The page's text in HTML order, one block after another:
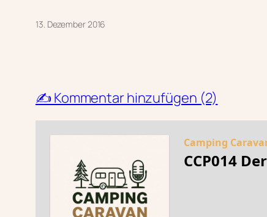
13. Dezember 2016
✍️ Kommentar hinzufügen (2)